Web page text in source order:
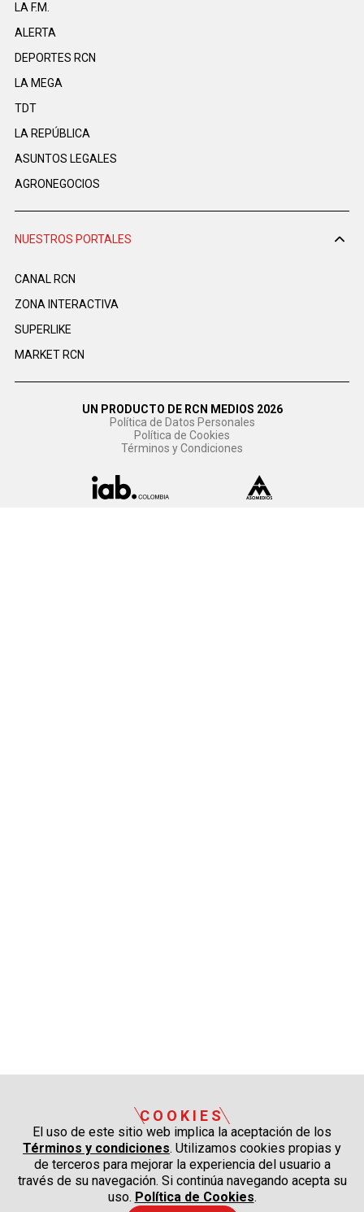
LA F.M.
ALERTA
DEPORTES RCN
LA MEGA
TDT
LA REPÚBLICA
ASUNTOS LEGALES
AGRONEGOCIOS
NUESTROS PORTALES
CANAL RCN
ZONA INTERACTIVA
SUPERLIKE
MARKET RCN
UN PRODUCTO DE RCN MEDIOS 2026
Política de Datos Personales
Política de Cookies
Términos y Condiciones
COOKIES
El uso de este sitio web implica la aceptación de los
Términos y condiciones. Utilizamos cookies propias y
de terceros para mejorar la experiencia del usuario a
través de su navegación. Si continúa navegando acepta su
uso. Política de Cookies.